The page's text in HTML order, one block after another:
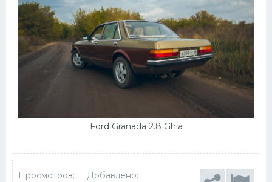
Ford Granada 2.8 Ghia
Просмотров: Добавлено: